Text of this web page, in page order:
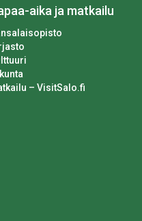
aika ja matkailu
– VisitSalo.fi